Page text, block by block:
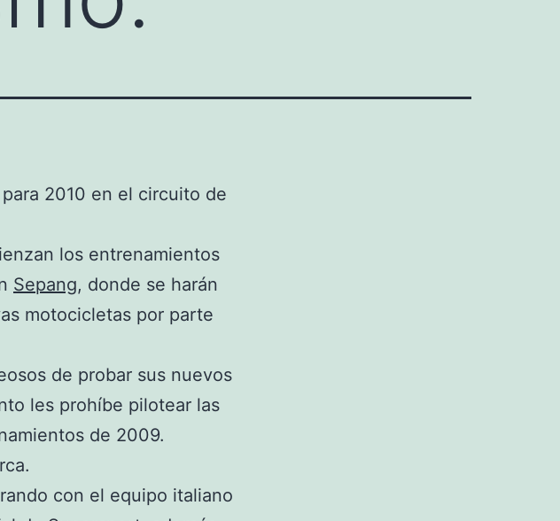
2010 en el circuito de
los entrenamientos
Sepang, donde se harán
motocicletas por parte
de probar sus nuevos
les prohíbe pilotear las
de 2009.
con el equipo italiano